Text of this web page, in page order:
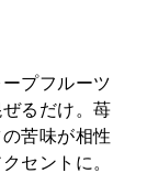
プフルーツ
るだけ。苺
苦味が相性
セントに。